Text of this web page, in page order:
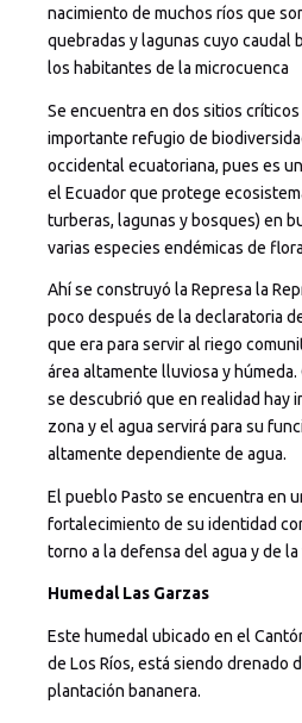
nacimiento de muchos ríos que
quebradas y lagunas cuyo caudal
los habitantes de la microcuenca
Se encuentra en dos sitios
importante refugio de
occidental ecuatoriana, pues es
el Ecuador que protege
turberas, lagunas y bosques) en
varias especies endémicas de
Ahí se construyó la Represa la
poco después de la declaratoria
que era para servir al riego
área altamente lluviosa y
se descubrió que en realidad hay
zona y el agua servirá para su
altamente dependiente de agua.
El pueblo Pasto se encuentra en
fortalecimiento de su identidad
torno a la defensa del agua y de
Humedal Las Garzas
Este humedal ubicado en el
de Los Ríos, está siendo drenado
plantación bananera.